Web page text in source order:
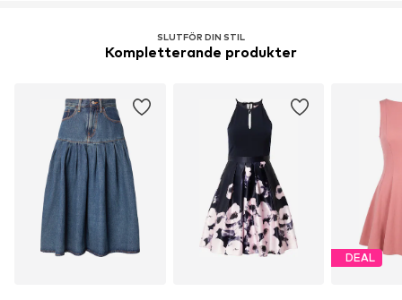
SLUTFÖR DIN STIL
Kompletterande produkter
DEAL